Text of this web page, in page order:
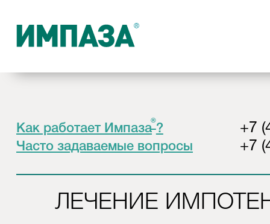
Как работает Импаза®?
Часто задаваемые вопросы
+7
+7
ЛЕЧЕНИЕ